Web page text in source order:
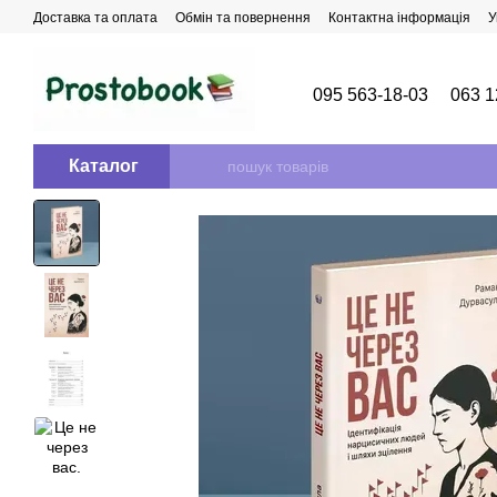
Перейти до основного контенту
Доставка та оплата Обмін та повернення Контактна інформація
095 563-18-03 063
Каталог